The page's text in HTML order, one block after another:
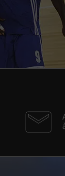
(après une simple
possible dès à
La Chaîne